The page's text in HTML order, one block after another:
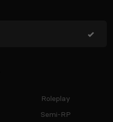
Roleplay
Semi-RP